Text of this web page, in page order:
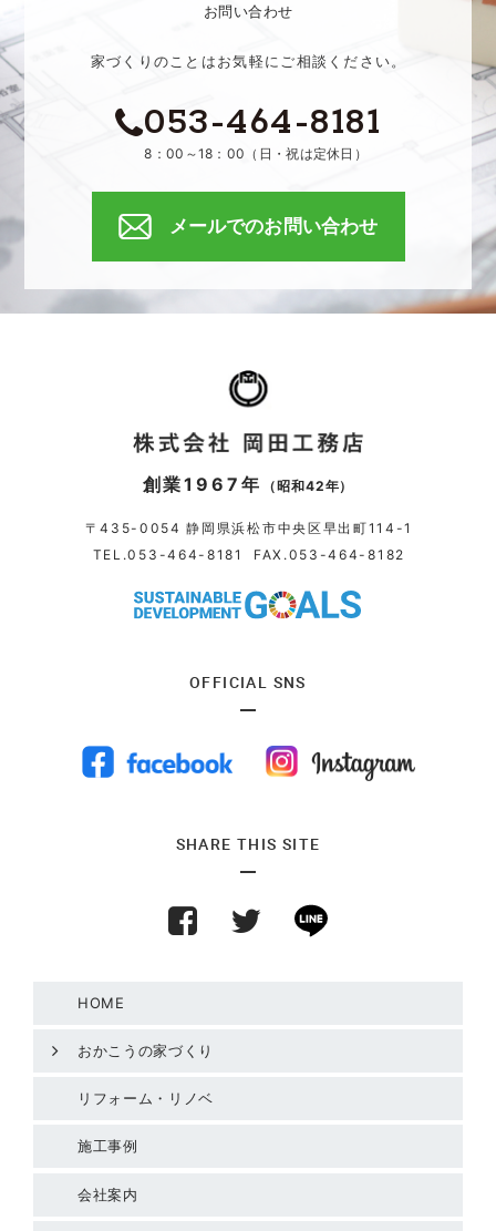
お問い合わせ
家づくりのことはお気軽にご相談ください。
053-464-8181
8：00～18：00（日・祝は定休日）
メールでのお問い合わせ
創業1967年 （昭和42年）
〒435-0054 静岡県浜松市中央区早出町114-1
TEL.053-464-8181 FAX.053-464-8182
OFFICIAL SNS
SHARE THIS SITE
HOME
おかこうの家づくり
リフォーム・リノベ
施工事例
会社案内